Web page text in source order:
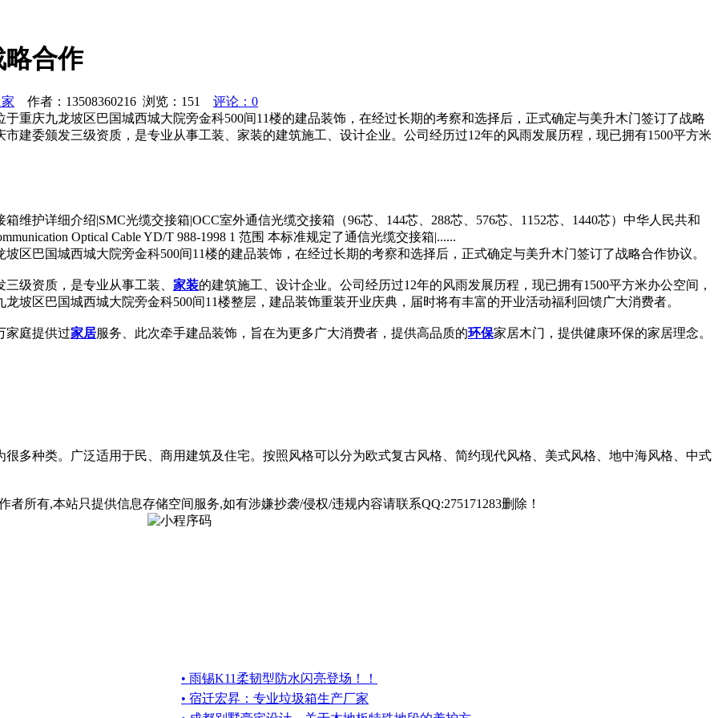
合作
作者：13508360216 浏览： 151
评论：0
重庆九龙坡区巴国城西城大院旁金科500间11楼的建品装饰，在经过长期的考察和选择后，正式确定与美升木门签订了战略
建委颁发三级资质，是专业从事工装、家装的建筑施工、设计企业。公司经历过12年的风雨发展历程，现已拥有1500平方米
维护详细介绍|SMC光缆交接箱|OCC室外通信光缆交接箱（96芯、144芯、288芯、576芯、1152芯、1440芯）中华人民共和
Optical Cable YD/T 988-1998 1 范围 本标准规定了通信光缆交接箱|......
区巴国城西城大院旁金科500间11楼的建品装饰，在经过长期的考察和选择后，正式确定与美升木门签订了战略合作协议。
级资质，是专业从事工装、 家装的建筑施工、设计企业。公司经历过12年的风雨发展历程，现已拥有1500平方米办公空间，
坡区巴国城西城大院旁金科500间11楼整层，建品装饰重装开业庆典，届时将有丰富的开业活动福利回馈广大消费者。
家庭提供过家居服务、此次牵手建品装饰，旨在为更多广大消费者，提供高品质的环保家居木门，提供健康环保的家居理念。
多种类。广泛适用于民、商用建筑及住宅。按照风格可以分为欧式复古风格、简约现代风格、美式风格、地中海风格、中式
者所有,本站只提供信息存储空间服务,如有涉嫌抄袭/侵权/违规内容请联系QQ:275171283删除！
• 雨锡K11柔韧型防水闪亮登场！！
• 宿迁宏昇：专业垃圾箱生产厂家